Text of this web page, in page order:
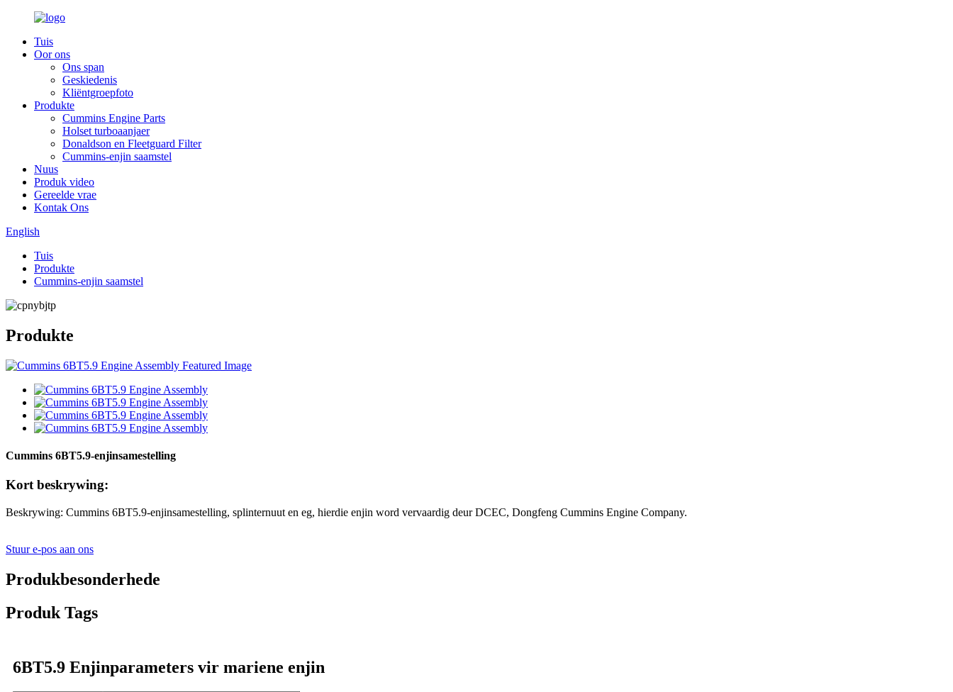
Tuis
Oor ons
Ons span
Geskiedenis
Kliëntgroepfoto
Produkte
Cummins Engine Parts
Holset turboaanjaer
Donaldson en Fleetguard Filter
Cummins-enjin saamstel
Nuus
Produk video
Gereelde vrae
Kontak Ons
English
Tuis
Produkte
Cummins-enjin saamstel
Produkte
Cummins 6BT5.9-enjinsamestelling
Kort beskrywing:
Beskrywing: Cummins 6BT5.9-enjinsamestelling, splinternuut en eg, hierdie enjin word vervaardig deur DCEC, Dongfeng Cummins Engine Company.
Stuur e-pos aan ons
Produkbesonderhede
Produk Tags
6BT5.9 Enjinparameters vir mariene enjin